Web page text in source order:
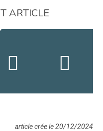
ARTICLE
article crée le 20/12/2024